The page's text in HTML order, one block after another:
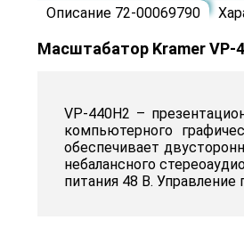
Описание 72-00069790
Масштабатор Kramer VP-
VP-440H2 –
компьютерного
обеспечивает
небалансного
питания 48 В.